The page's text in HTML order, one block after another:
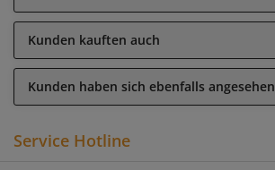
Kunden kauften auch
Kunden haben sich ebenfalls angesehen
Service Hotline